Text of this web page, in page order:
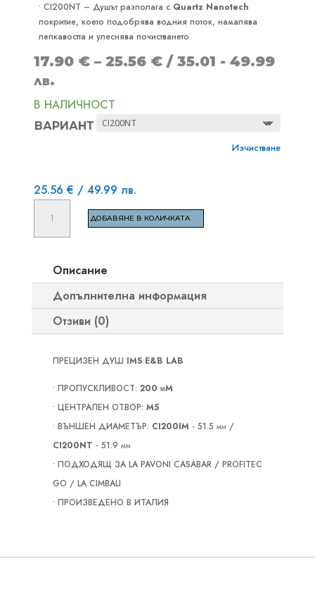
• CI200NT – Душът разполага с Quartz Nanotech
покритие, което подобрява водния поток, намалява
лепкавостта и улеснява почистването
17.90 € – 25.56 €Price
/ 35.01 - 49.99
лв.
В НАЛИЧНОСТ
ВАРИАНТ
Изчистване
25.56€ / 49.99 лв.
количество
COMPETITION
SHOWER
SCREEN
CASABAR
ДОБАВЯНЕ В КОЛИЧКАТА
Описание
Допълнителна информация
Отзиви (0)
ПРЕЦИЗЕН ДУШ IMS E&B LAB
• ПРОПУСКЛИВОСТ: 200 μM
• ЦЕНТРАЛЕН ОТВОР: M5
• ВЪНШЕН ДИАМЕТЪР: CI200IM- 51.5 mm /
CI200NT - 51.9 mm
• ПОДХОДЯЩ ЗА LA PAVONI CASABAR / PROFITEC
GO / LA CIMBALI
• ПРОИЗВЕДЕНО В ИТАЛИЯ